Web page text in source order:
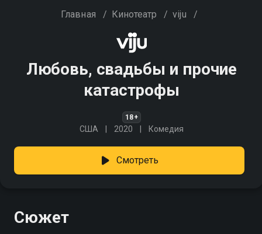
Главная / Кинотеатр / viju /
Любовь, свадьбы и прочие
катастрофы
18+
США 2020 Комедия
Смотреть
Сюжет